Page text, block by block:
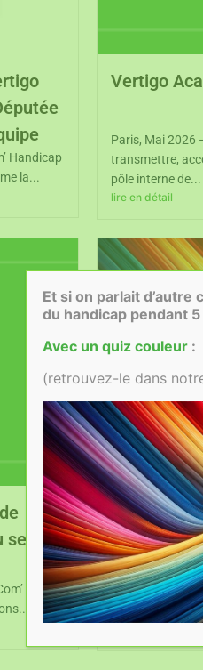
Handicap
la...
Vertigo
Paris, Mai 2026
transmettre,
pôle interne de...
lire en détail
service
Quiz :
Découvrir sa
comprendre sa
les épreuves et...
Et si on parlait d’autre
du handicap pendant
Avec un quiz couleur :
(retrouvez-le dans